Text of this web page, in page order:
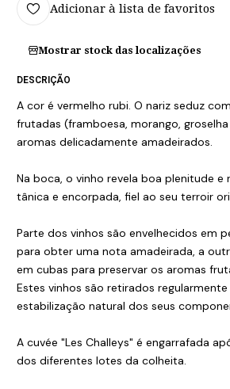
Adicionar à lista de favoritos
Mostrar stock das localizações
DESCRIÇÃO
A cor é vermelho rubi. O nariz seduz
frutadas (framboesa, morango,
aromas delicadamente amadeirados.
Na boca, o vinho revela boa plenitude e
tânica e encorpada, fiel ao seu terroir
Parte dos vinhos são envelhecidos em
para obter uma nota amadeirada, a
em cubas para preservar os aromas
Estes vinhos são retirados
estabilização natural dos seus
A cuvée "Les Challeys" é engarrafada
dos diferentes lotes da colheita.